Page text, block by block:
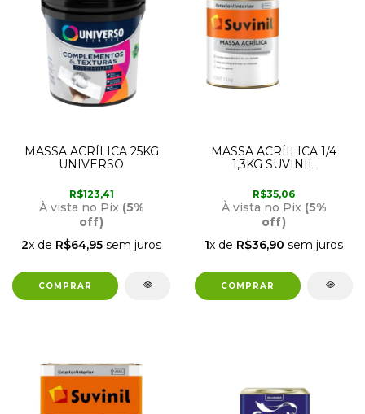
MASSA ACRÍLICA 25KG
UNIVERSO
R$123,41
À vista no Pix (5%
off)
2x de R$64,95 sem juros
MASSA ACRÍILICA 1/4
1,3KG SUVINIL
R$35,06
À vista no Pix (5%
off)
1x de R$36,90 sem juros